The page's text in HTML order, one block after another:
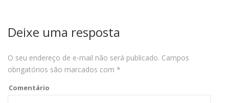
Deixe uma resposta
O seu endereço de e-mail não será publicado. Campos
obrigatórios são marcados com *
Comentário